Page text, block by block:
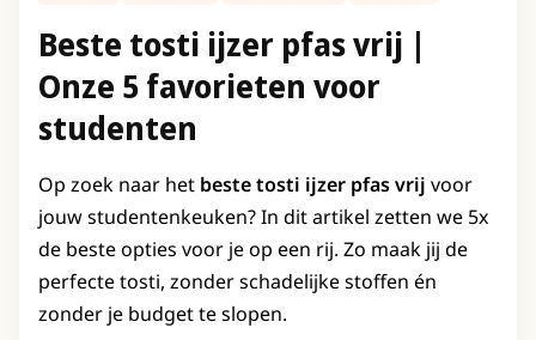
Beste tosti ijzer pfas vrij |
Onze 5 favorieten voor
studenten
Op zoek naar het beste tosti ijzer pfas vrij voor
jouw studentenkeuken? In dit artikel zetten we 5x
de beste opties voor je op een rij. Zo maak jij de
perfecte tosti, zonder schadelijke stoffen én
zonder je budget te slopen.